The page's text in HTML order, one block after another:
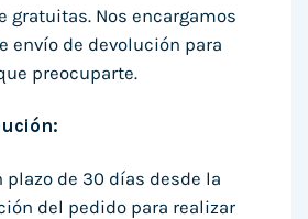
gratuitas. Nos encargamos
envío de devolución para
preocuparte.
plazo de 30 días desde la
del pedido para realizar